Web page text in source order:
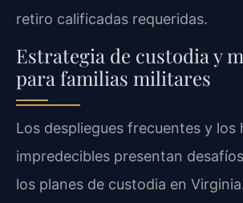
retiro calificadas requeridas.
Estrategia de custodia y
para familias militares
Los despliegues frecuentes y los
impredecibles presentan
los planes de custodia en